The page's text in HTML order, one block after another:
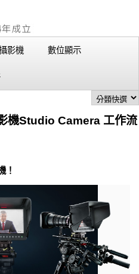
影機 數位顯示
機Studio Camera 工作流
！